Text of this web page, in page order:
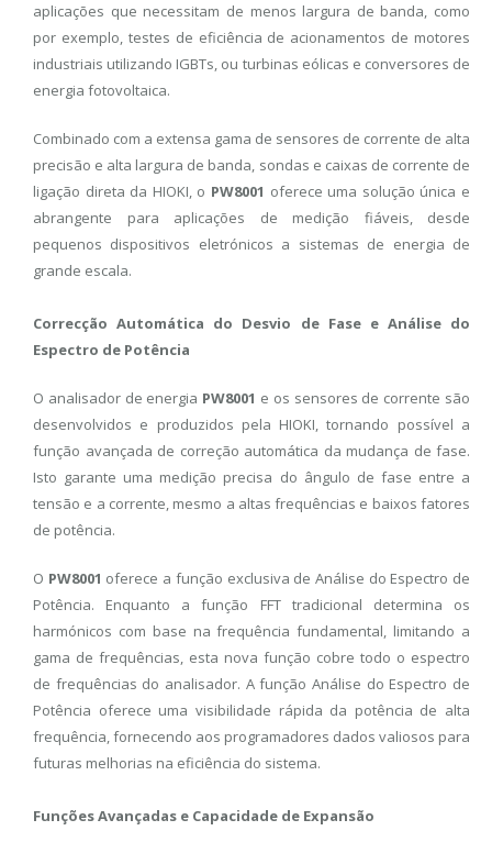
aplicações que necessitam de menos largura de banda, como
por exemplo, testes de eficiência de acionamentos de motores
industriais utilizando IGBTs, ou turbinas eólicas e conversores de
energia fotovoltaica.
Combinado com a extensa gama de sensores de corrente de alta
precisão e alta largura de banda, sondas e caixas de corrente de
ligação direta da HIOKI, o PW8001 oferece uma solução única e
abrangente para aplicações de medição fiáveis, desde
pequenos dispositivos eletrónicos a sistemas de energia de
grande escala.
Correcção Automática do Desvio de Fase e Análise do
Espectro de Potência
O analisador de energia PW8001 e os sensores de corrente são
desenvolvidos e produzidos pela HIOKI, tornando possível a
função avançada de correção automática da mudança de fase.
Isto garante uma medição precisa do ângulo de fase entre a
tensão e a corrente, mesmo a altas frequências e baixos fatores
de potência.
O PW8001 oferece a função exclusiva de Análise do Espectro de
Potência. Enquanto a função FFT tradicional determina os
harmónicos com base na frequência fundamental, limitando a
gama de frequências, esta nova função cobre todo o espectro
de frequências do analisador. A função Análise do Espectro de
Potência oferece uma visibilidade rápida da potência de alta
frequência, fornecendo aos programadores dados valiosos para
futuras melhorias na eficiência do sistema.
Funções Avançadas e Capacidade de Expansão